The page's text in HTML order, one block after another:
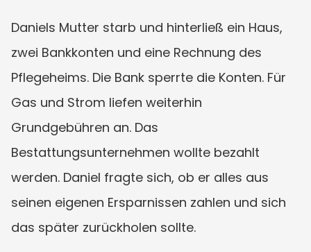
Daniels Mutter starb und hinterließ ein Haus,
zwei Bankkonten und eine Rechnung des
Pflegeheims. Die Bank sperrte die Konten. Für
Gas und Strom liefen weiterhin
Grundgebühren an. Das
Bestattungsunternehmen wollte bezahlt
werden. Daniel fragte sich, ob er alles aus
seinen eigenen Ersparnissen zahlen und sich
das später zurückholen sollte.